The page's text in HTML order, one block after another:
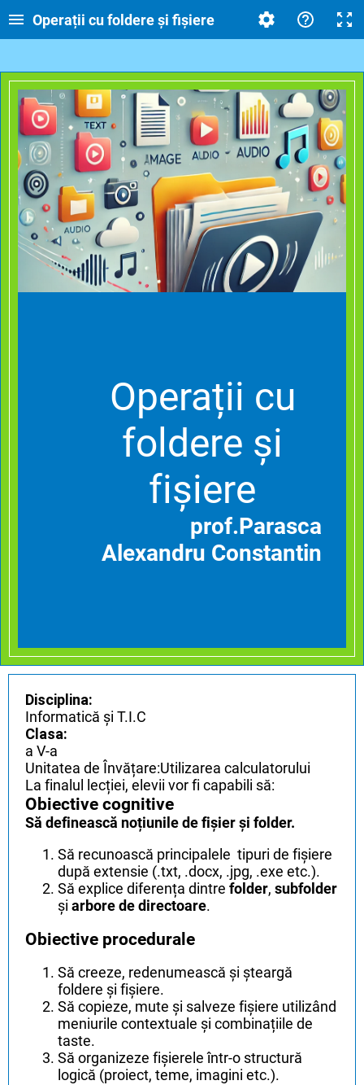
Operații cu foldere și fișiere
Operații cu
foldere și
fișiere
prof.Parasca
Alexandru Constantin
Disciplina:
Informatică și T.I.C
Clasa:
a V-a
Unitatea de Învățare:Utilizarea calculatorului
La finalul lecției, elevii vor fi capabili să:
Obiective cognitive
Să definească noțiunile defișierși folder.
Să recunoască principalele tipuri de fișiere
după extensie (.txt, .docx, .jpg, .exe etc.).
Să explice diferența dintre folder, subfolder
și arbore de directoare.
Obiective procedurale
Să creeze, redenumească și șteargă
foldere și fișiere.
Să copieze, mute și salveze fișiere utilizând
meniurile contextuale și combinațiile de
taste.
Să organizeze fișierele într-o structură
logică (proiect, teme, imagini etc.).